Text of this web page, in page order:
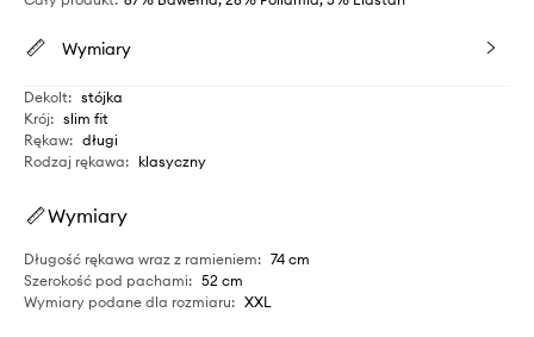
Wymiary
Dekolt: stójka
Krój: slim fit
Rękaw: długi
Rodzaj rękawa: klasyczny
Wymiary
Długość rękawa wraz z ramieniem: 74 cm
Szerokość pod pachami: 52 cm
Wymiary podane dla rozmiaru: XXL